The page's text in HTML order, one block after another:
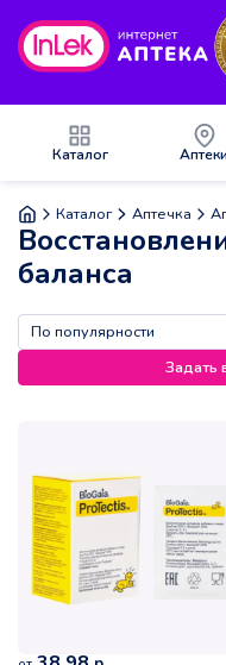
Каталог Аптеки
Каталог Аптечка
баланса
Задать